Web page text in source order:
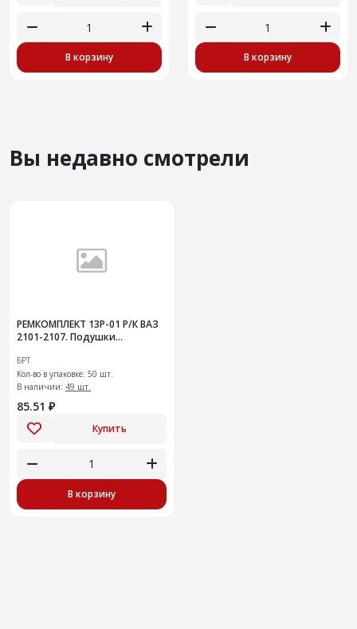
В корзину В корзину
Вы недавно смотрели
РЕМКОМПЛЕКТ 13Р-01 Р/К ВАЗ
2101-2107. Подушки
подвески амортизатора
БРТ
Кол-во в упаковке: 50 шт.
В наличии: 49 шт.
85.51 ₽
Купить
В корзину